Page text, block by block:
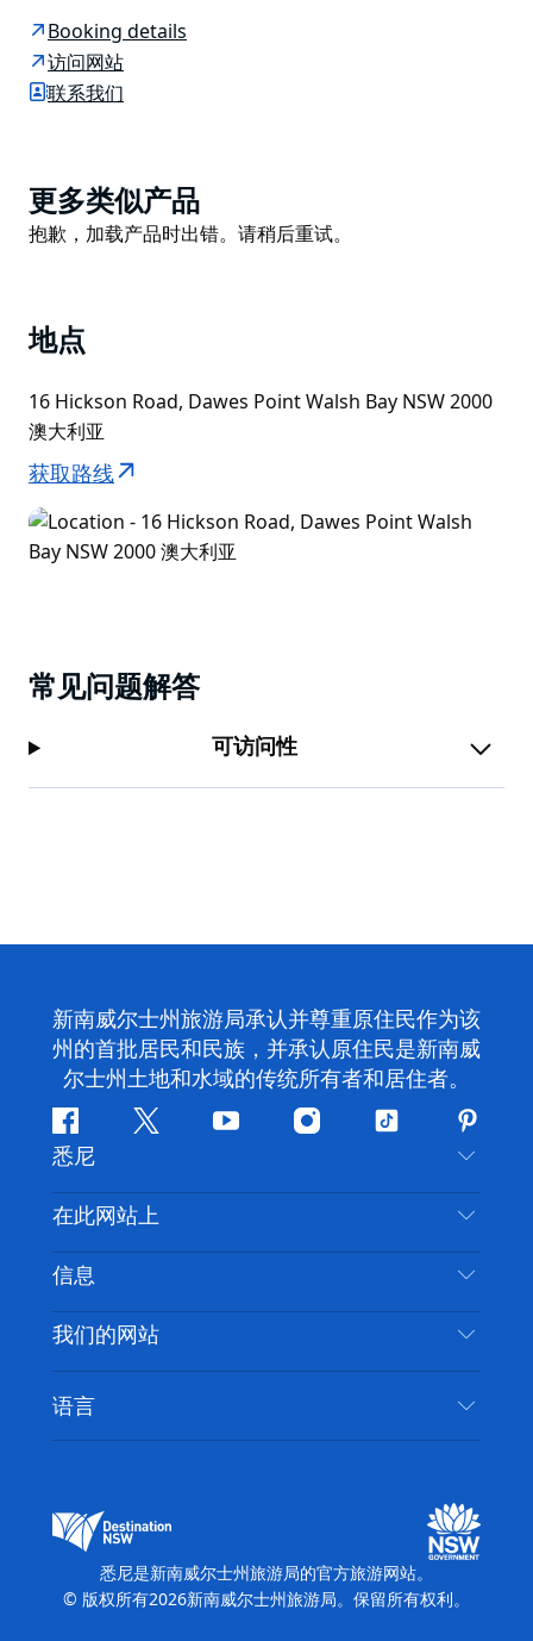
Walsh Bay 的 Hickson 路，距离 BridgeClimb Sydney
仅 3 分钟步行路程，提供各种葡萄酒和啤酒以及餐点，
以及 BYO 选项，隔壁有一家酒类商店。
Booking details
访问网站
联系我们
Product
List
更多类似产品
Product
抱歉，加载产品时出错。请稍后重试。
地点
16 Hickson Road, Dawes Point Walsh Bay NSW 2000
澳大利亚
获取路线
常见问题解答
可访问性
新南威尔士州旅游局承认并尊重原住民作为该
州的首批居民和民族，并承认原住民是新南威
尔士州土地和水域的传统所有者和居住者。
Facebook叽
喳
喳
YouTubeInstagram
抖
悉尼
联系我们
免责声明
隐私
Cookie 通知
在此网站上
目的地
推荐活动
新南威尔士州公路旅行
活动
住宿
信息
旅行信息
无障碍悉尼
列出您的业务
我们的网站
新南威尔士州旅游局媒体中心
缤纷悉尼灯光音乐节
语言
悉尼是新南威尔士州旅游局的官方旅游网站。
© 版权所有2026新南威尔士州旅游局。保留所有权利。